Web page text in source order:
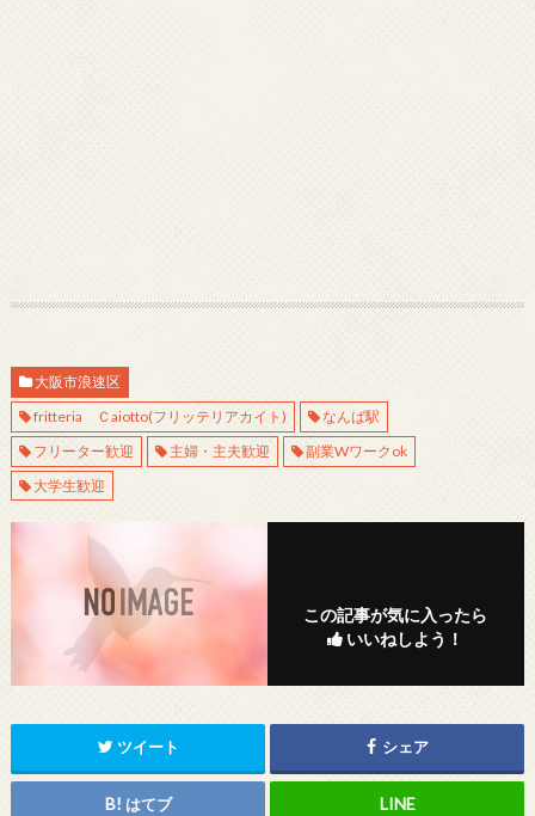
大阪市浪速区
fritteria Ｃaiotto(フリッテリアカイト)
なんば駅
フリーター歓迎
主婦・主夫歓迎
副業Wワークok
大学生歓迎
この記事が気に入ったら
いいねしよう！
ツイート シェア
はてブ